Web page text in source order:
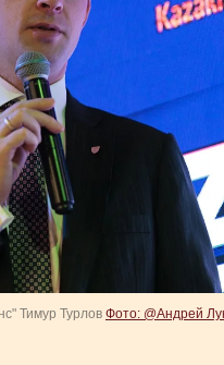
Тимур Турлов Фото: @Андрей